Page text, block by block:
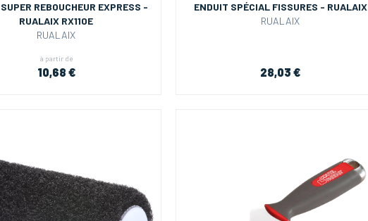
REBOUCHEUR EXPRESS -
RUALAIX RX110E
RUALAIX
à partir de
10,68 €
ENDUIT SPÉCIAL FISSURES - RUALAIX
RUALAIX
28,03 €